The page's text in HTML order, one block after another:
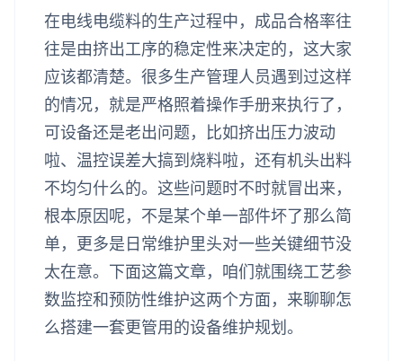
在电线电缆料的生产过程中，成品合格率往
往是由挤出工序的稳定性来决定的，这大家
应该都清楚。很多生产管理人员遇到过这样
的情况，就是严格照着操作手册来执行了，
可设备还是老出问题，比如挤出压力波动
啦、温控误差大搞到烧料啦，还有机头出料
不均匀什么的。这些问题时不时就冒出来，
根本原因呢，不是某个单一部件坏了那么简
单，更多是日常维护里头对一些关键细节没
太在意。下面这篇文章，咱们就围绕工艺参
数监控和预防性维护这两个方面，来聊聊怎
么搭建一套更管用的设备维护规划。